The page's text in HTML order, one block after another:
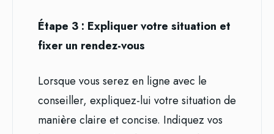
Étape 3 : Expliquer votre situation et
fixer un rendez-vous
Lorsque vous serez en ligne avec le
conseiller, expliquez-lui votre situation de
manière claire et concise. Indiquez vos